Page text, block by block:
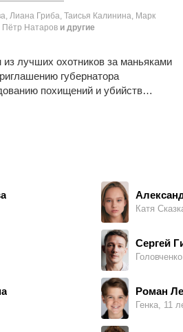
Лиана Гриба, Таисья Калинина, Марк
Пётр Натаров и другие
лучших охотников за маньяками
губернатора
похищений и убийств
— Хрустальном. Сергей уехал
в глаза собственным
Катя
Сергей
Головченко
Роман
Генка, 11